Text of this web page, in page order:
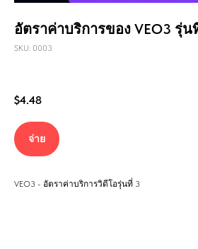
อัตราค่าบริการของ VEO3 รุ่น
SKU: 0003
$4.48
จ่าย
VEO3 - อัตราค่าบริการวิดีโอรุ่นที่ 3